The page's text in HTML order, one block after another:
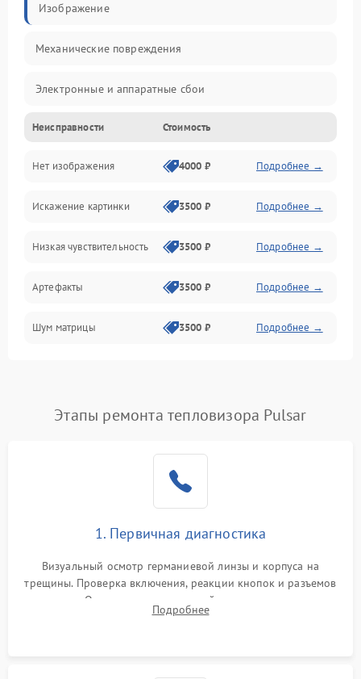
Изображение
Механические повреждения
Электронные и аппаратные сбои
Неисправности сенсора и оптики
Программные ошибки
Электропитание
Измерения
Матрица
Проблемы питания
Сбои коммуникаций и интерфейсов
Экран (дисплей)
Неисправности Стоимость
Нет изображения 4000 ₽ Подробнее →
Искажение картинки 3500 ₽ Подробнее →
Низкая чувствительность 3500 ₽ Подробнее →
Артефакты 3500 ₽ Подробнее →
Шум матрицы 3500 ₽ Подробнее →
Этапы ремонта тепловизора Pulsar
1. Первичная диагностика
Визуальный осмотр германиевой линзы и корпуса на
трещины. Проверка включения, реакции кнопок и разъемов
зарядки. Оценка вывода тепловой сигнатуры на экран,
проверка базовых функций и считывание системных
Подробнее